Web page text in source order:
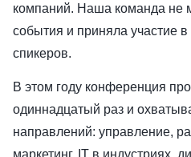
компаний. Наша команда не
события и приняла участие в
спикеров.
В этом году конференция
одиннадцатый раз и
направлений: управление,
маркетинг, IT в индустриях,